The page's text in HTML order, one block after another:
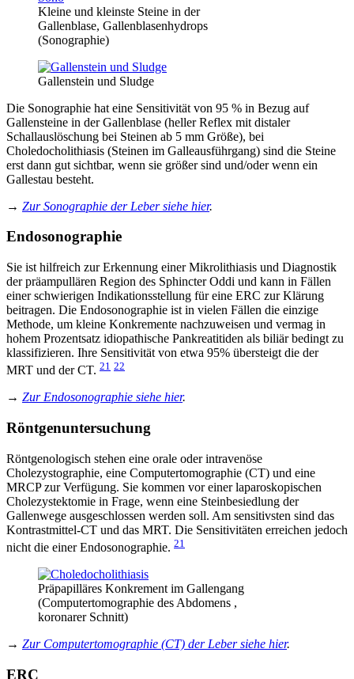
Kleine und kleinste Steine in der
Gallenblase, Gallenblasenhydrops
(Sonographie)
Gallenstein und Sludge
Die Sonographie hat eine Sensitivität von 95 % in Bezug auf
Gallensteine in der Gallenblase (heller Reflex mit distaler
Schallauslöschung bei Steinen ab 5 mm Größe), bei
Choledocholithiasis (Steinen im Galleausführgang) sind die Steine
erst dann gut sichtbar, wenn sie größer sind und/oder wenn ein
Gallestau besteht.
→ Zur Sonographie der Leber siehe hier.
Endosonographie
Sie ist hilfreich zur Erkennung einer Mikrolithiasis und Diagnostik
der präampullären Region des Sphincter Oddi und kann in Fällen
einer schwierigen Indikationsstellung für eine ERC zur Klärung
beitragen. Die Endosonographie ist in vielen Fällen die einzige
Methode, um kleine Konkremente nachzuweisen und vermag in
hohem Prozentsatz idiopathische Pankreatitiden als biliär bedingt zu
klassifizieren. Ihre Sensitivität von etwa 95% übersteigt die der
MRT und der CT. 21 22
→ Zur Endosonographie siehe hier.
Röntgenuntersuchung
Röntgenologisch stehen eine orale oder intravenöse
Cholezystographie, eine Computertomographie (CT) und eine
MRCP zur Verfügung. Sie kommen vor einer laparoskopischen
Cholezystektomie in Frage, wenn eine Steinbesiedlung der
Gallenwege ausgeschlossen werden soll. Am sensitivsten sind das
Kontrastmittel-CT und das MRT. Die Sensitivitäten erreichen jedoch
nicht die einer Endosonographie. 21
Präpapilläres Konkrement im Gallengang
(Computertomographie des Abdomens ,
koronarer Schnitt)
→ Zur Computertomographie (CT) der Leber siehe hier.
ERC